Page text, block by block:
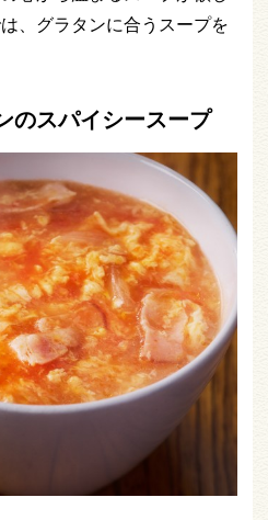
、グラタンに合うスープを
のスパイシースープ